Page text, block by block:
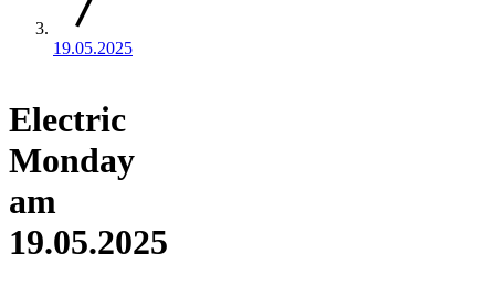
19.05.2025
Electric
Monday
am
19.05.2025